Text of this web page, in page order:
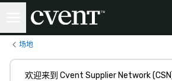
场地
欢迎来到 Cvent Supplier Network